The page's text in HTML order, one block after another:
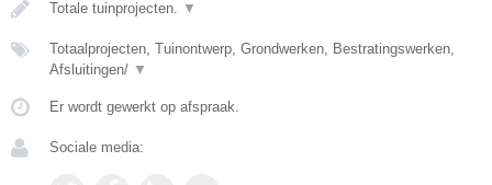
Totale tuinprojecten. ▼
Totaalprojecten, Tuinontwerp, Grondwerken, Bestratingswerken,
Afsluitingen/ ▼
Er wordt gewerkt op afspraak.
Sociale media: